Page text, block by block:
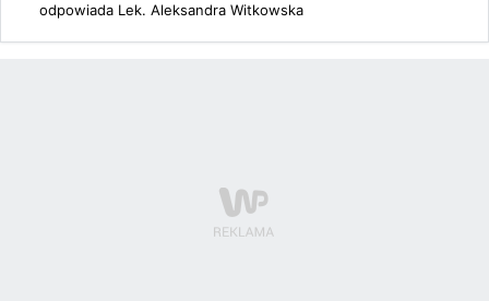
odpowiada Lek. Aleksandra Witkowska